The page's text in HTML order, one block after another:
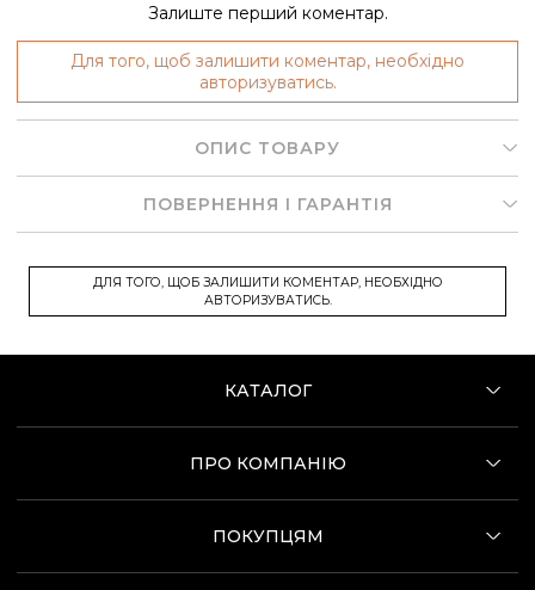
Залиште перший коментар.
Для того, щоб залишити коментар, необхідно
авторизуватись.
ОПИС ТОВАРУ
ПОВЕРНЕННЯ І ГАРАНТІЯ
ДЛЯ ТОГО, ЩОБ ЗАЛИШИТИ КОМЕНТАР, НЕОБХІДНО
АВТОРИЗУВАТИСЬ.
КАТАЛОГ
ПРО КОМПАНІЮ
ПОКУПЦЯМ